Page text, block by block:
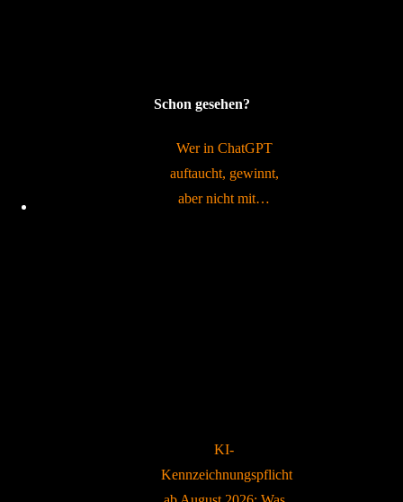
Schon gesehen?
Wer in ChatGPT
auftaucht, gewinnt,
aber nicht mit…
KI-
Kennzeichnungspflicht